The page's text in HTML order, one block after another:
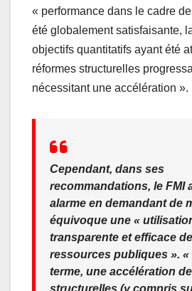
« performance dans le cadre
été globalement satisfaisante,
objectifs quantitatifs ayant été
réformes structurelles
nécessitant une accélération ».
Cependant, dans ses
recommandations, le FMI
alarme en demandant de
équivoque une «
transparente et efficace
ressources publiques ». «
terme, une accélération